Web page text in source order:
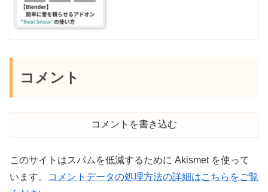
コメント
コメントを書き込む
このサイトはスパムを低減するために Akismet を使って
います。
コメントデータの処理方法の詳細はこちらをご覧